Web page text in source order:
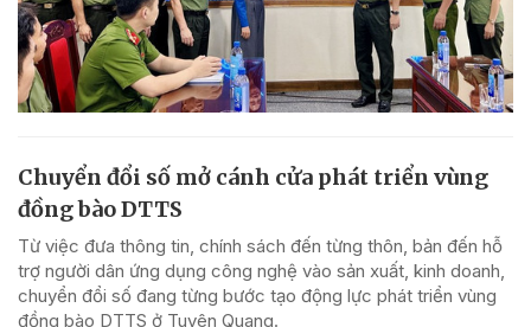
Chuyển đổi số mở cánh cửa phát triển vùng
đồng bào DTTS
Từ việc đưa thông tin, chính sách đến từng thôn, bản đến hỗ
trợ người dân ứng dụng công nghệ vào sản xuất, kinh doanh,
chuyển đổi số đang từng bước tạo động lực phát triển vùng
đồng bào DTTS ở Tuyên Quang.